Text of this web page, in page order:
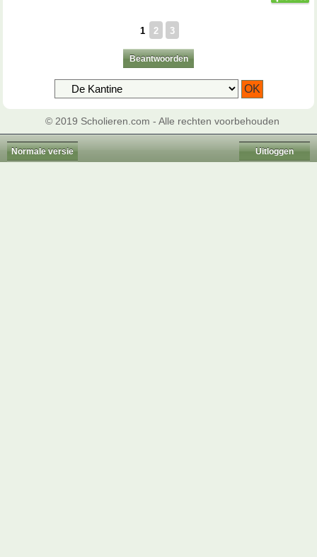
1 2 3
Beantwoorden
© 2019 Scholieren.com - Alle rechten voorbehouden
Normale versie Uitloggen